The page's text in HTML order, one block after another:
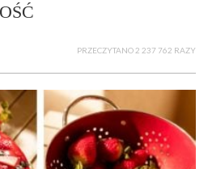
PRZECZYTANO 2 237 762 RAZY